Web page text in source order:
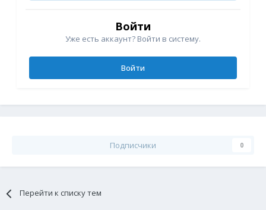
Войти
Уже есть аккаунт? Войти в систему.
Войти
Подписчики 0
Перейти к списку тем